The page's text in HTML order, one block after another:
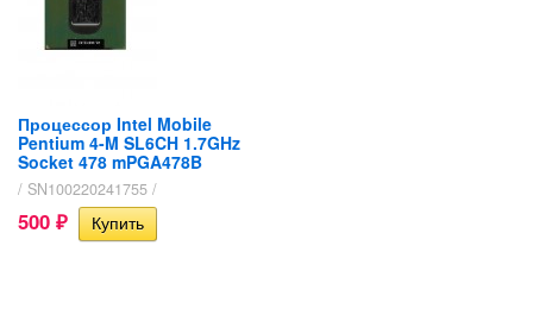
Процессор Intel Mobile
Pentium 4-M SL6CH 1.7GHz
Socket 478 mPGA478B
/ SN100220241755 /
500 ₽